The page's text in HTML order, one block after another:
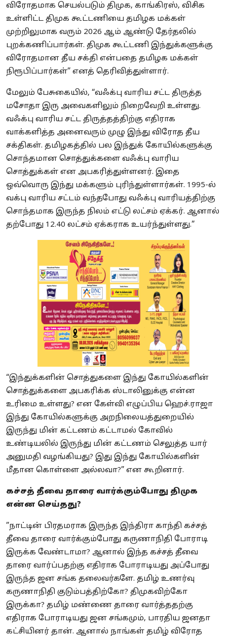
விரோதமாக செயல்படும் திமுக, காங்கிரஸ், விசிக
உள்ளிட்ட திமுக கூட்டணியை தமிழக மக்கள்
முற்றிலுமாக வரும் 2026 ஆம் ஆண்டு தேர்தலில்
புறக்கணிப்பார்கள். திமுக கூட்டணி இந்துக்களுக்கு
விரோதமான தீய சக்தி என்பதை தமிழக மக்கள்
நிரூபிப்பார்கள்” எனத் தெரிவித்துள்ளார்.
மேலும் பேசுகையில், “வஃக்பு வாரிய சட்ட திருத்த
மசோதா இரு அவைகளிலும் நிறைவேறி உள்ளது.
வஃக்பு வாரிய சட்ட திருத்தத்திற்கு எதிராக
வாக்களித்த அனைவரும் முழு இந்து விரோத தீய
சக்திகள். தமிழகத்தில் பல இந்துக் கோயில்களுக்கு
சொந்தமான சொத்துக்களை வஃக்பு வாரிய
சொத்துக்கள் என அபகரித்துள்ளனர். இதை
ஒவ்வொரு இந்து மக்களும் புரிந்துள்ளார்கள். 1995-ல்
வக்பு வாரிய சட்டம் வந்தபோது வஃக்பு வாரியத்திற்கு
சொந்தமாக இருந்த நிலம் எட்டு லட்சம் ஏக்கர். ஆனால்
தற்போது 12.40 லட்சம் ஏக்கராக உயர்ந்துள்ளது.”
“இந்துக்களின் சொத்துகளை இந்து கோயில்களின்
சொத்துக்களை அபகரிக்க ஸ்டாலினுக்கு என்ன
உரிமை உள்ளது? என கேள்வி எழுப்பிய ஹெச்.ராஜா
இந்து கோயில்களுக்கு அறநிலையத்துறையில்
இருந்து மின் கட்டணம் கட்டாமல் கோவில்
உண்டியலில் இருந்து மின் கட்டணம் செலுத்த யார்
அனுமதி வழங்கியது? இது இந்து கோயில்களின்
மீதான கொள்ளை அல்லவா?” என கூறினார்.
கச்சத் தீவை தாரை வார்க்கும்போது திமுக
என்ன செய்தது?
”நாட்டின் பிரதமராக இருந்த இந்திரா காந்தி கச்சத்
தீவை தாரை வார்க்கும்போது கருணாநிதி போராடி
இருக்க வேண்டாமா? ஆனால் இந்த கச்சத் தீவை
தாரை வார்ப்பதற்கு எதிராக போராடியது அப்போது
இருந்த ஜன சங்க தலைவர்களே. தமிழ் உணர்வு
கருணாநிதி குடும்பத்திற்கோ? திமுகவிற்கோ
இருக்கா? தமிழ் மண்ணை தாரை வார்த்ததற்கு
எதிராக போராடியது ஜன சங்கமும், பாரதிய ஜனதா
கட்சியினர் தான். ஆனால் நாங்கள் தமிழ் விரோத